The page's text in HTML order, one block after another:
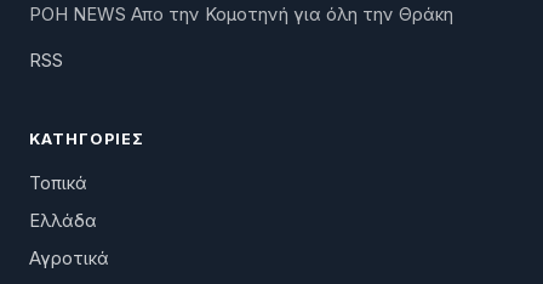
ΡΟΗ NEWS Απο την Κομοτηνή για όλη την Θράκη
RSS
ΚΑΤΗΓΟΡΊΕΣ
Τοπικά
Ελλάδα
Αγροτικά